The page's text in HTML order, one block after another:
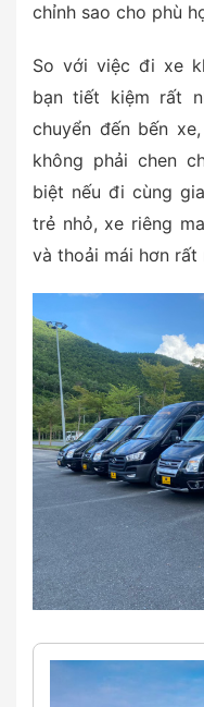
chỉnh sao cho phù
So với việc đi xe
bạn tiết kiệm rất
chuyển đến bến
không phải chen
biệt nếu đi cùng
trẻ nhỏ, xe riêng
và thoải mái hơn rất